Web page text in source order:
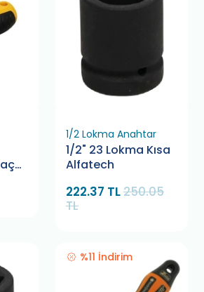
1/2 Lokma Anahtar
1/2" 23 Lokma Kısa
Alfatech
222.37 TL250.05
TL
%11 İndirim